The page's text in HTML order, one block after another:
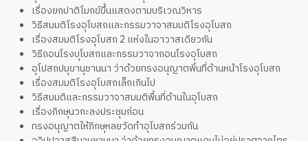
เรื่องยกปาติโมกข์ขึ้นแสดงตามบริเวณวิหาร
วิธีสมมติโรงอุโบสถและกรรมวาจาสมมติโรงอุโบสถ
เรื่องสมมติโรงอุโบสถ 2 แห่งในอาวาสเดียวกัน
วิธีถอนโรงบุโบสถและกรรมวาจาถอนโรงอุโบสถ
อุโปสถปมุขานุชานนา ว่าด้วยทรงอนุญาตพิ้นที่ด้านหน้าโรงอุโบสถ
เรื่องสมมติโรงอุโบสถเล็กเกินไป
วิธีสมมติและกรรมวาจาสมมติพื้นที่ด้านในอุโบสถ
เรื่องภิกษุนวกะลงประชุมก่อน
ทรงอนุญาตให้ภิกษุหลยวัดทำอุโบสถร่วมกัน